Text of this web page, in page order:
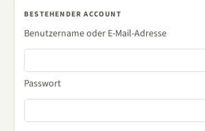
BESTEHENDER ACCOUNT
Benutzername oder E-Mail-Adresse
Passwort